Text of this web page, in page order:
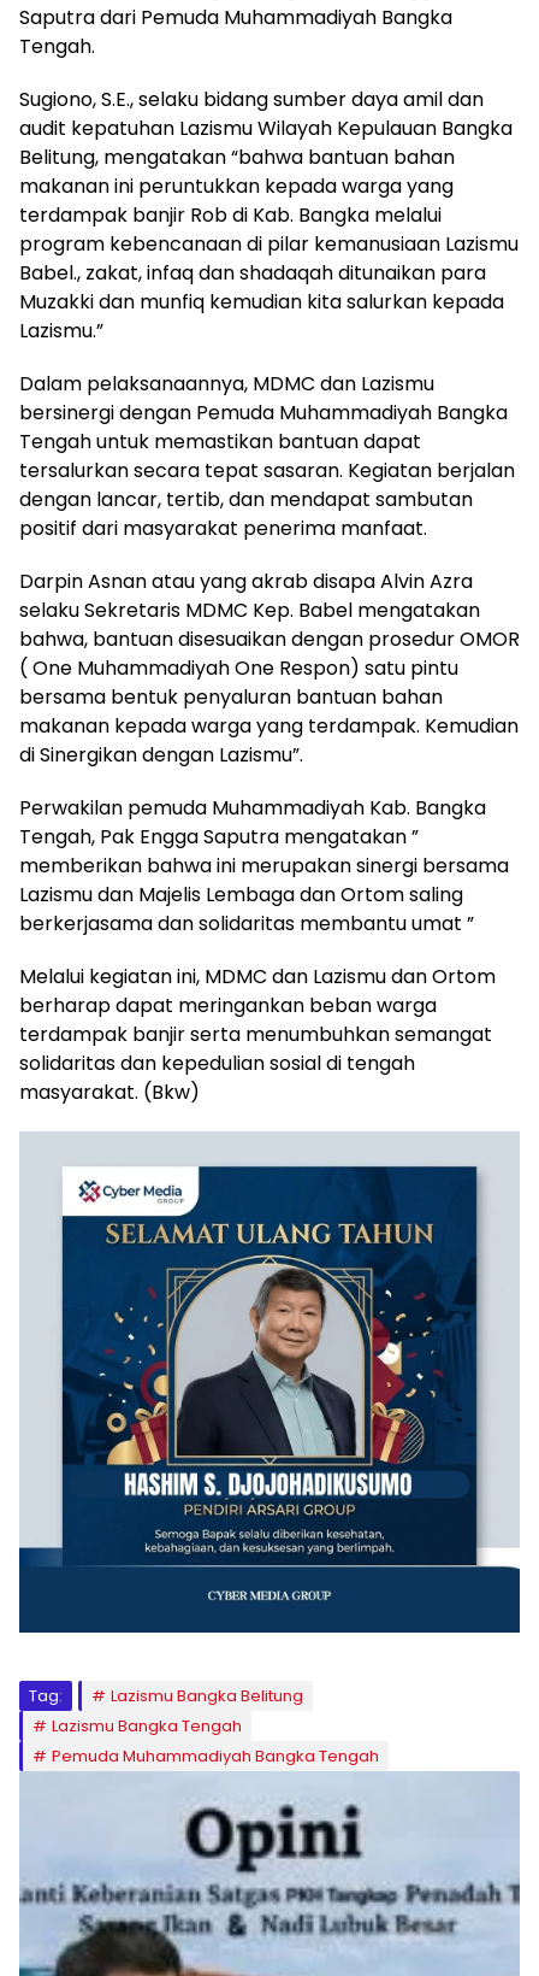
Saputra dari Pemuda Muhammadiyah Bangka
Tengah.
Sugiono, S.E., selaku bidang sumber daya amil dan
audit kepatuhan Lazismu Wilayah Kepulauan Bangka
Belitung, mengatakan “bahwa bantuan bahan
makanan ini peruntukkan kepada warga yang
terdampak banjir Rob di Kab. Bangka melalui
program kebencanaan di pilar kemanusiaan Lazismu
Babel., zakat, infaq dan shadaqah ditunaikan para
Muzakki dan munfiq kemudian kita salurkan kepada
Lazismu.”
Dalam pelaksanaannya, MDMC dan Lazismu
bersinergi dengan Pemuda Muhammadiyah Bangka
Tengah untuk memastikan bantuan dapat
tersalurkan secara tepat sasaran. Kegiatan berjalan
dengan lancar, tertib, dan mendapat sambutan
positif dari masyarakat penerima manfaat.
Darpin Asnan atau yang akrab disapa Alvin Azra
selaku Sekretaris MDMC Kep. Babel mengatakan
bahwa, bantuan disesuaikan dengan prosedur OMOR
( One Muhammadiyah One Respon) satu pintu
bersama bentuk penyaluran bantuan bahan
makanan kepada warga yang terdampak. Kemudian
di Sinergikan dengan Lazismu”.
Perwakilan pemuda Muhammadiyah Kab. Bangka
Tengah, Pak Engga Saputra mengatakan ”
memberikan bahwa ini merupakan sinergi bersama
Lazismu dan Majelis Lembaga dan Ortom saling
berkerjasama dan solidaritas membantu umat ”
Melalui kegiatan ini, MDMC dan Lazismu dan Ortom
berharap dapat meringankan beban warga
terdampak banjir serta menumbuhkan semangat
solidaritas dan kepedulian sosial di tengah
masyarakat. (Bkw)
Tag:
Lazismu Bangka Belitung
Lazismu Bangka Tengah
Pemuda Muhammadiyah Bangka Tengah